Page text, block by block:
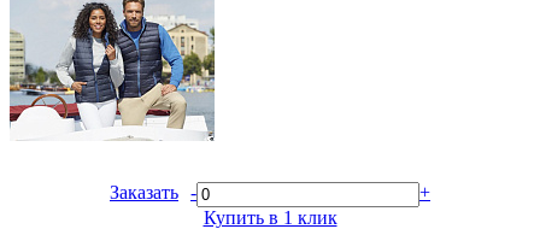
Заказать -
+
Купить в 1 клик